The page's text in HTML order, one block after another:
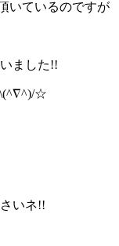
いているのですが
ました!!
\(^∇^)/☆
いネ!!